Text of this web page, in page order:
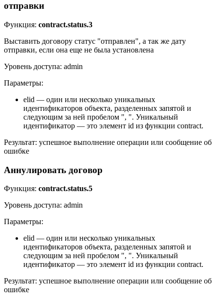
отправки
Функция: contract.status.3
Выставить договору статус "отправлен", а так же дату
отправки, если она еще не была установлена
Уровень доступа: admin
Параметры:
elid — один или несколько уникальных
идентификаторов объекта, разделенных запятой и
следующим за ней пробелом ", ". Уникальный
идентификатор — это элемент id из функции contract.
Результат: успешное выполнение операции или сообщение об
ошибке
Аннулировать договор
Функция: contract.status.5
Уровень доступа: admin
Параметры:
elid — один или несколько уникальных
идентификаторов объекта, разделенных запятой и
следующим за ней пробелом ", ". Уникальный
идентификатор — это элемент id из функции contract.
Результат: успешное выполнение операции или сообщение об
ошибке